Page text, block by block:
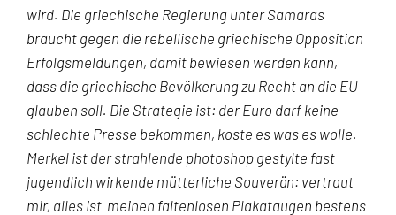
wird. Die griechische Regierung unter Samaras
braucht gegen die rebellische griechische Opposition
Erfolgsmeldungen, damit bewiesen werden kann,
dass die griechische Bevölkerung zu Recht an die EU
glauben soll. Die Strategie ist: der Euro darf keine
schlechte Presse bekommen, koste es was es wolle.
Merkel ist der strahlende photoshop gestylte fast
jugendlich wirkende mütterliche Souverän: vertraut
mir, alles ist meinen faltenlosen Plakataugen bestens